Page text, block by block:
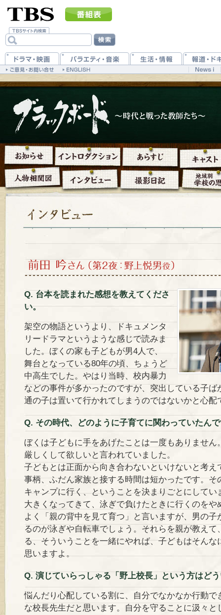
Q. 台本を読まれた感想を教えてくださ
い。
架空の物語というより、ドキュメンタ
リードラマというような感じで読みま
した。ぼくの家も子どもが男4人で、
舞台となっている80年の頃、ちょうど
中高生でした。やはり当時、校内暴力
などの事件が多かったのですが、突出している子ば
通の子は置いて行かれてしまうのではないかと心配
Q. その時代、どのように子育てに関わっていたん
ぼくは子どもに手をあげたことは一度もありません
厳しくして欲しいと言われていました。
子どもとは正面から向き合わないといけないと考え
事柄、ふだん家族と接する時間は短かったです。そ
キャンプに行く、ということを決まりごとにしてい
大きくなってきて、泳ぎで負けたときに行くのをや
よく「親の背中を見て育つ」と言いますが、男の子
るのが泳ぎや自転車でしょう。それらを親が教えて
る、そういうことを一緒にやれば、子どもはそんな
思いますよ。
Q. 演じていらっしゃる「野上校長」という方はど
悩んだり心配している割に、自分でなかなか行動で
な校長先生だと思います。自分を守ることに汲々と